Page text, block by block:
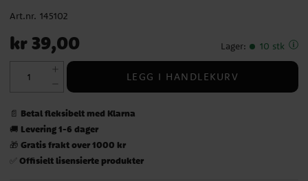
Art.nr. 145102
Pris
:kr 39,00
kr 39,00 Lager: 10 stk
LEGG I HANDLEKURV
📄 Betal fleksibelt med Klarna
🚚 Levering 1-6 dager
🎁 Gratis frakt over 1000 kr
✅ Offisielt lisensierte produkter